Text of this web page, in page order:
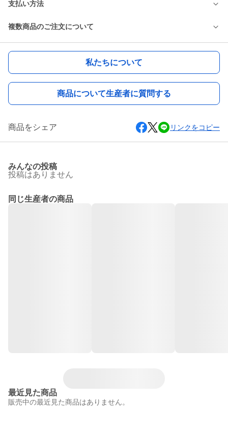
支払い方法
複数商品のご注文について
私たちについて
商品について生産者に質問する
商品をシェア リンクをコピー
みんなの投稿
投稿はありません
同じ生産者の商品
最近見た商品
販売中の最近見た商品はありません。